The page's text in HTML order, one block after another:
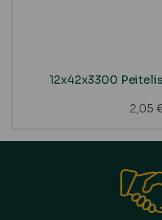
12x42x3300
2,05